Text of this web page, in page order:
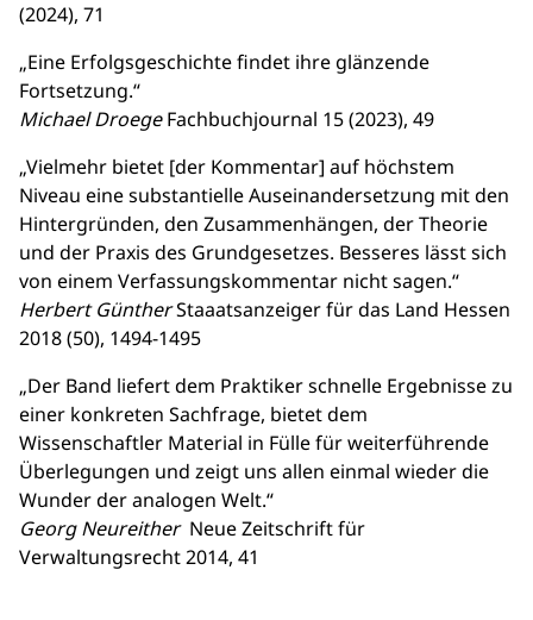
(2024), 71
„Eine Erfolgsgeschichte findet ihre glänzende
Fortsetzung.“
Michael DroegeFachbuchjournal 15 (2023), 49
„Vielmehr bietet [der Kommentar] auf höchstem
Niveau eine substantielle Auseinandersetzung mit den
Hintergründen, den Zusammenhängen, der Theorie
und der Praxis des Grundgesetzes. Besseres lässt sich
von einem Verfassungskommentar nicht sagen.“
Herbert GüntherStaaatsanzeiger für das Land Hessen
2018 (50), 1494-1495
„Der Band liefert dem Praktiker schnelle Ergebnisse zu
einer konkreten Sachfrage, bietet dem
Wissenschaftler Material in Fülle für weiterführende
Überlegungen und zeigt uns allen einmal wieder die
Wunder der analogen Welt.“
Georg Neureither Neue Zeitschrift für
Verwaltungsrecht 2014, 41